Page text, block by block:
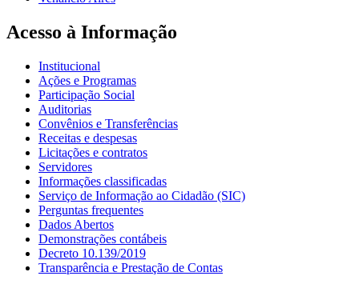
Acesso à Informação
Institucional
Ações e Programas
Participação Social
Auditorias
Convênios e Transferências
Receitas e despesas
Licitações e contratos
Servidores
Informações classificadas
Serviço de Informação ao Cidadão (SIC)
Perguntas frequentes
Dados Abertos
Demonstrações contábeis
Decreto 10.139/2019
Transparência e Prestação de Contas